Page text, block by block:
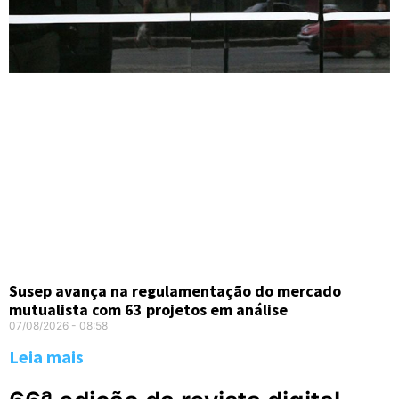
Susep avança na regulamentação do mercado
mutualista com 63 projetos em análise
07/08/2026 08:58
Leia mais